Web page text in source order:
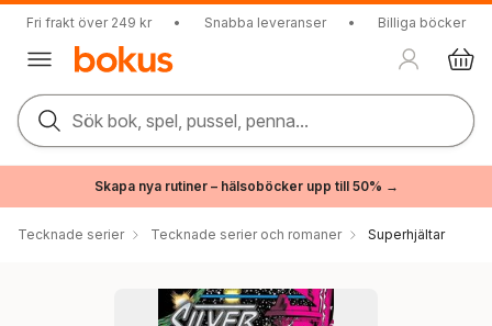
Fri frakt över 249 kr • Snabba leveranser • Billiga böcker
Sök bok, spel, pussel, penna...
Skapa nya rutiner – hälsoböcker upp till 50% →
Tecknade serier Tecknade serier och romaner Superhjältar